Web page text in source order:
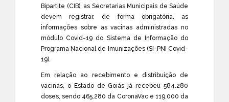
Bipartite (CIB), as Secretarias Municipais de Saúde
devem registrar, de forma obrigatória, as
informações sobre as vacinas administradas no
módulo Covid-19 do Sistema de Informação do
Programa Nacional de Imunizações (SI-PNI Covid-
19).
Em relação ao recebimento e distribuição de
vacinas, o Estado de Goiás já recebeu 584.280
doses, sendo 465.280 da CoronaVac e 119.000 da